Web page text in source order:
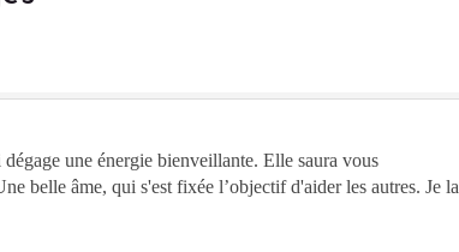
énergie bienveillante. Elle saura vous
belle âme, qui s'est fixée l’objectif d'aider les autres. Je la